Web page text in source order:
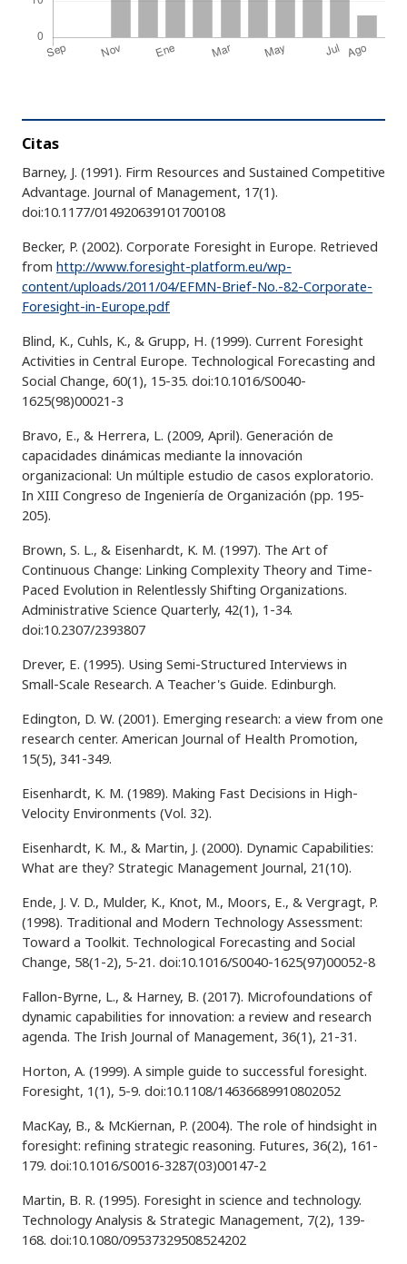
Citas
Barney, J. (1991). Firm Resources and Sustained Competitive
Advantage. Journal of Management, 17(1).
doi:10.1177/014920639101700108
Becker, P. (2002). Corporate Foresight in Europe. Retrieved
from http://www.foresight-platform.eu/wp-
content/uploads/2011/04/EFMN-Brief-No.-82-Corporate-
Foresight-in-Europe.pdf
Blind, K., Cuhls, K., & Grupp, H. (1999). Current Foresight
Activities in Central Europe. Technological Forecasting and
Social Change, 60(1), 15-35. doi:10.1016/S0040-
1625(98)00021-3
Bravo, E., & Herrera, L. (2009, April). Generación de
capacidades dinámicas mediante la innovación
organizacional: Un múltiple estudio de casos exploratorio.
In XIII Congreso de Ingeniería de Organización (pp. 195-
205).
Brown, S. L., & Eisenhardt, K. M. (1997). The Art of
Continuous Change: Linking Complexity Theory and Time-
Paced Evolution in Relentlessly Shifting Organizations.
Administrative Science Quarterly, 42(1), 1-34.
doi:10.2307/2393807
Drever, E. (1995). Using Semi-Structured Interviews in
Small-Scale Research. A Teacher's Guide. Edinburgh.
Edington, D. W. (2001). Emerging research: a view from one
research center. American Journal of Health Promotion,
15(5), 341-349.
Eisenhardt, K. M. (1989). Making Fast Decisions in High-
Velocity Environments (Vol. 32).
Eisenhardt, K. M., & Martin, J. (2000). Dynamic Capabilities:
What are they? Strategic Management Journal, 21(10).
Ende, J. V. D., Mulder, K., Knot, M., Moors, E., & Vergragt, P.
(1998). Traditional and Modern Technology Assessment:
Toward a Toolkit. Technological Forecasting and Social
Change, 58(1-2), 5-21. doi:10.1016/S0040-1625(97)00052-8
Fallon-Byrne, L., & Harney, B. (2017). Microfoundations of
dynamic capabilities for innovation: a review and research
agenda. The Irish Journal of Management, 36(1), 21-31.
Horton, A. (1999). A simple guide to successful foresight.
Foresight, 1(1), 5-9. doi:10.1108/14636689910802052
MacKay, B., & McKiernan, P. (2004). The role of hindsight in
foresight: refining strategic reasoning. Futures, 36(2), 161-
179. doi:10.1016/S0016-3287(03)00147-2
Martin, B. R. (1995). Foresight in science and technology.
Technology Analysis & Strategic Management, 7(2), 139-
168. doi:10.1080/09537329508524202